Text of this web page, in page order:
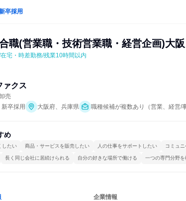
卒採用
職(営業職・技術営業職・経営企画)大
宅・時差勤務/残業10時間以内
ァクス
売
卒採用 大阪府、兵庫県 職種候補が複数あり（営業、経営/
め
したい 商品・サービスを販売したい 人の仕事をサポートしたい コミュ
長く同じ会社に居続けられる 自分の好きな場所で働ける 一つの専門分野を
企業情報